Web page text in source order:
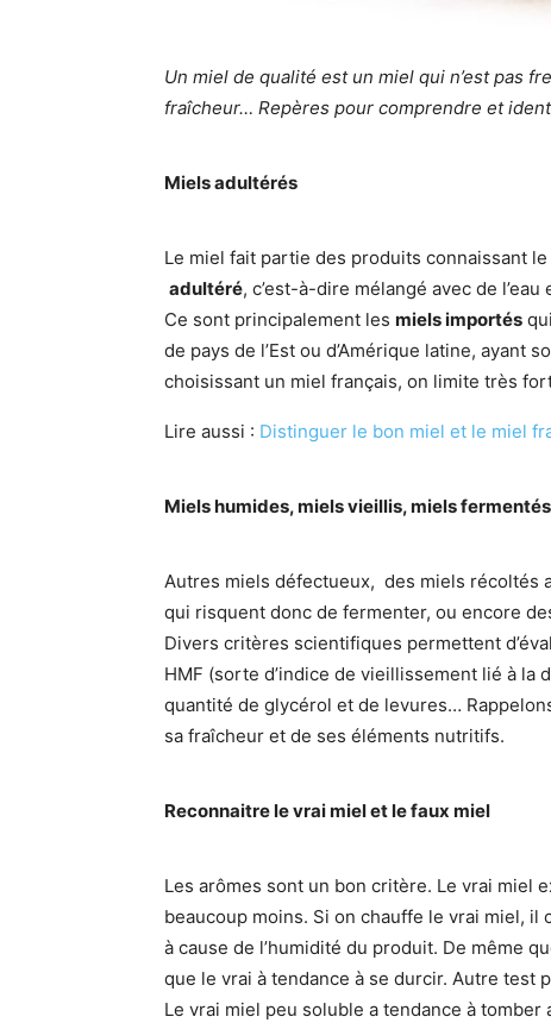
Un miel de qualité est un miel qui n’est pas
fraîcheur… Repères pour comprendre et
Miels adultérés
Le miel fait partie des produits connaissant
adultéré, c’est-à-dire mélangé avec de l’eau
Ce sont principalement les miels importés
de pays de l’Est ou d’Amérique latine, ayant
choisissant un miel français, on limite très
Lire aussi : Distinguer le bon miel et le miel
Miels humides, miels vieillis, miels fermentés
Autres miels défectueux, des miels récoltés
qui risquent donc de fermenter, ou encore
Divers critères scientifiques permettent
HMF (sorte d’indice de vieillissement lié à la
quantité de glycérol et de levures…
sa fraîcheur et de ses éléments nutritifs.
Reconnaitre le vrai miel et le faux miel
Les arômes sont un bon critère. Le vrai miel
beaucoup moins. Si on chauffe le vrai miel,
à cause de l’humidité du produit. De même
que le vrai à tendance à se durcir. Autre test
Le vrai miel peu soluble a tendance à tomber